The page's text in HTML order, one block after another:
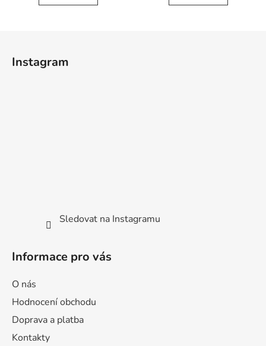
Instagram
Sledovat na Instagramu
Informace pro vás
O nás
Hodnocení obchodu
Doprava a platba
Kontakty